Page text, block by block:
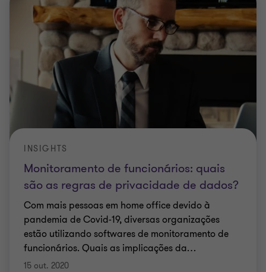
Monitoramento de funcionários: quais
são as regras de privacidade de dados?
INSIGHTS
Com mais pessoas em home office devido à
pandemia de Covid-19, diversas organizações
estão utilizando softwares de monitoramento de
funcionários. Quais as implicações da…
15 out. 2020